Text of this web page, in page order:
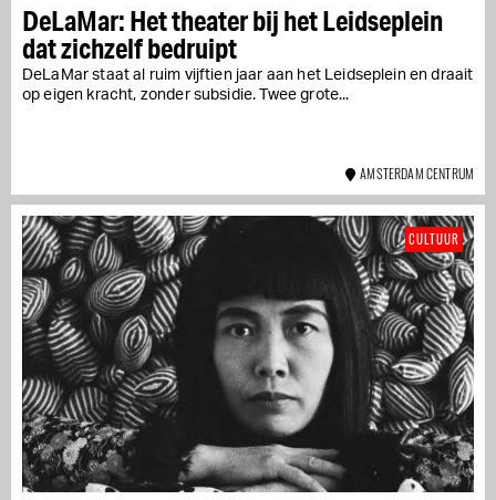
DeLaMar: Het theater bij het Leidseplein
dat zichzelf bedruipt
DeLaMar staat al ruim vijftien jaar aan het Leidseplein en draait
op eigen kracht, zonder subsidie. Twee grote...
AMSTERDAM CENTRUM
CULTUUR